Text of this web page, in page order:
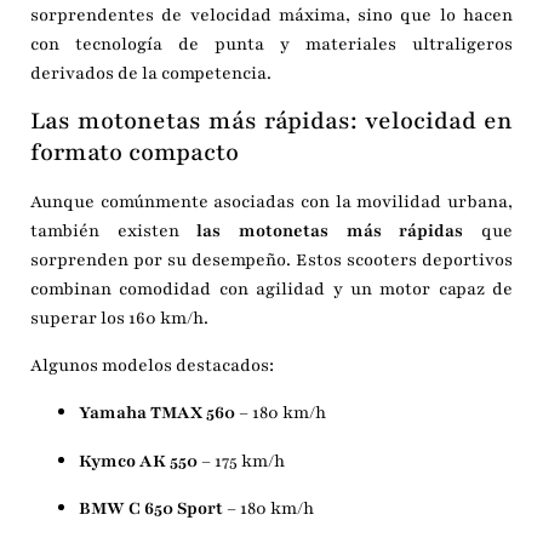
sorprendentes de velocidad máxima, sino que lo hacen
con tecnología de punta y materiales ultraligeros
derivados de la competencia.
Las motonetas más rápidas: velocidad en
formato compacto
Aunque comúnmente asociadas con la movilidad urbana,
también existenlas motonetas más rápidas que
sorprenden por su desempeño. Estos scooters deportivos
combinan comodidad con agilidad y un motor capaz de
superar los 160 km/h.
Algunos modelos destacados:
Yamaha TMAX 560– 180 km/h
Kymco AK 550– 175 km/h
BMW C 650 Sport– 180 km/h